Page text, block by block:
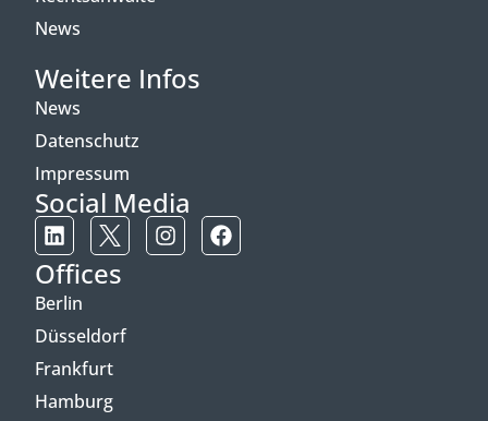
News
Weitere Infos
News
Datenschutz
Impressum
Social Media
Offices
Berlin
Düsseldorf
Frankfurt
Hamburg